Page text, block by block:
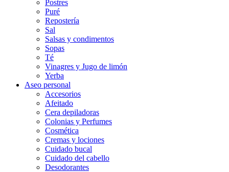
Postres
Puré
Repostería
Sal
Salsas y condimentos
Sopas
Té
Vinagres y Jugo de limón
Yerba
Aseo personal
Accesorios
Afeitado
Cera depiladoras
Colonias y Perfumes
Cosmética
Cremas y lociones
Cuidado bucal
Cuidado del cabello
Desodorantes